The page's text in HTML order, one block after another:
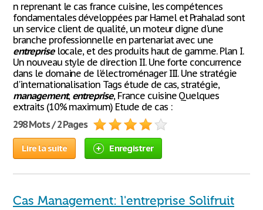
n reprenant le cas france cuisine, les compétences
fondamentales développées par Hamel et Prahalad sont
un service client de qualité, un moteur digne d'une
branche professionnelle en partenariat avec une
entrepriselocale, et des produits haut de gamme. Plan I.
Un nouveau style de direction II. Une forte concurrence
dans le domaine de l'électroménager III. Une stratégie
d'internationalisation Tags étude de cas, stratégie,
management, entreprise, France cuisine Quelques
extraits (10% maximum) Etude de cas :
298 Mots / 2 Pages
Lire la suite Enregistrer
Cas Management: l'entreprise Solifruit